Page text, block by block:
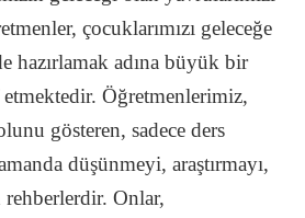
çocuklarımızı geleceğe
hazırlamak adına büyük bir
Öğretmenlerimiz,
gösteren, sadece ders
düşünmeyi, araştırmayı,
rehberlerdir. Onlar,